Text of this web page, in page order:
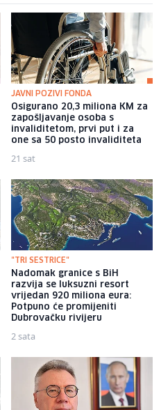
JAVNI POZIVI FONDA
Osigurano 20,3 miliona KM za
zapošljavanje osoba s
invaliditetom, prvi put i za
one sa 50 posto invaliditeta
21 sat
"TRI SESTRICE"
Nadomak granice s BiH
razvija se luksuzni resort
vrijedan 920 miliona eura:
Potpuno će promijeniti
Dubrovačku rivijeru
2 sata